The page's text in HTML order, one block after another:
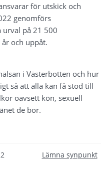
för utskick och
genomförs
urval på 21 500
och uppåt.
i Västerbotten och hur
så att alla kan få stöd till
oavsett kön, sexuell
de bor.
Lämna synpunkt